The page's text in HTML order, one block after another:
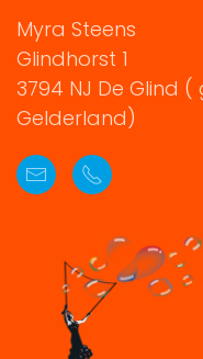
Myra Steens
Glindhorst 1
3794 NJ De Glind
Gelderland)